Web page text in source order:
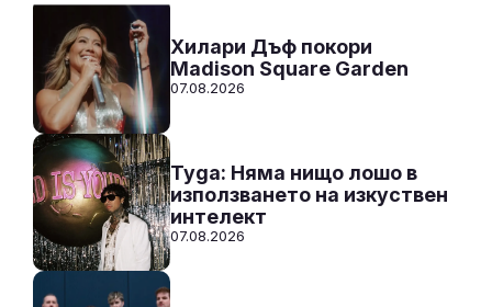
СЛУШАЙ
Хилари Дъф покори
Madison Square Garden
07.08.2026
Tyga: Няма нищо лошо в
използването на изкуствен
интелект
07.08.2026